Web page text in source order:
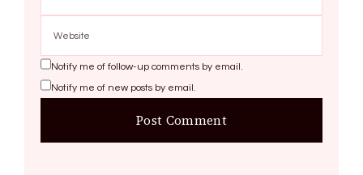
Notify me of follow-up comments by email.
Notify me of new posts by email.